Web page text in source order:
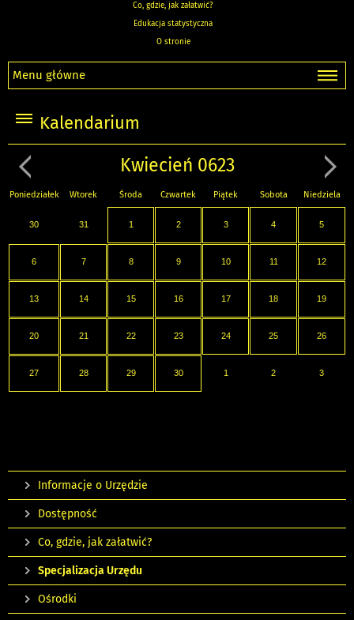
Co, gdzie, jak załatwić?
Edukacja statystyczna
O stronie
Menu główne
Kalendarium
Kwiecień 0623
Poniedziałek Wtorek Środa Czwartek Piątek Sobota Niedziela
30 31 1 2 3 4 5
6 7 8 9 10 11 12
13 14 15 16 17 18 19
20 21 22 23 24 25 26
27 28 29 30 1 2 3
Informacje o Urzędzie
Dostępność
Co, gdzie, jak załatwić?
Specjalizacja Urzędu
Ośrodki